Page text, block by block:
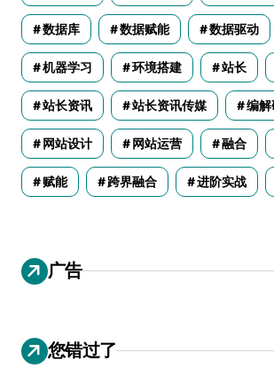
数据库 数据赋能 数据驱动
机器学习 环境搭建 站长
站长资讯 站长资讯传媒 编解
网站设计 网站运营 融合
赋能 跨界融合 进阶实战
广告
您错过了